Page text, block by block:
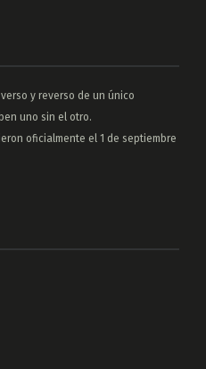
y reverso de un único
uno sin el otro.
oficialmente el 1 de septiembre